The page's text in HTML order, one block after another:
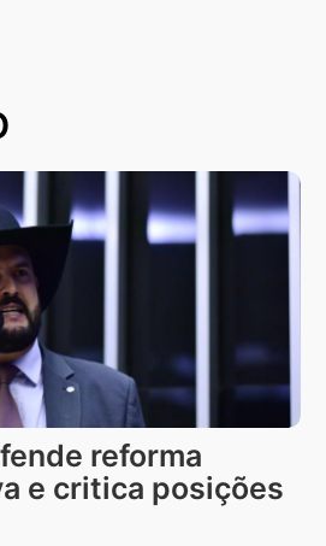
reforma
e critica posições